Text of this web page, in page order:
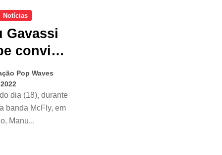
Notícias
Gavassi
convite
em
Pop Waves
banda McFly, em
Manu...